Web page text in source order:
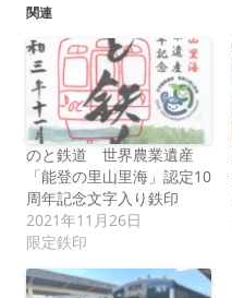
関連
のと鉄道 世界農業遺産
「能登の里山里海」認定10
周年記念文字入り鉄印
2021年11月26日
限定鉄印